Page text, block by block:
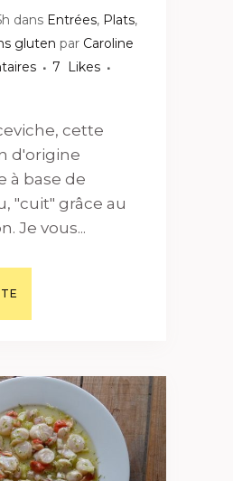
dans Entrées, Plats,
gluten par Caroline
7
Likes
cette
d'origine
à base de
"cuit" grâce au
Je vous...